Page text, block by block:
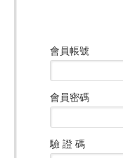
會員帳號
會員密碼
驗 證 碼